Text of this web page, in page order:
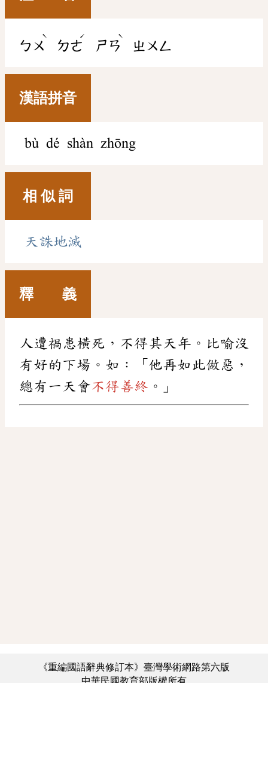
ㄅㄨ
ˋ
ㄉㄜ
ˊ
ㄕㄢ
ˋ
ㄓㄨㄥ
漢語拼音
bù dé shàn zhōng
相 似 詞
天誅地滅
釋 義
人遭禍患橫死，不得其天年。比喻沒
有好的下場。如：「他再如此做惡，
總有一天會不得善終 。」
《重編國語辭典修訂本》臺灣學術網路第六版
中華民國教育部版權所有